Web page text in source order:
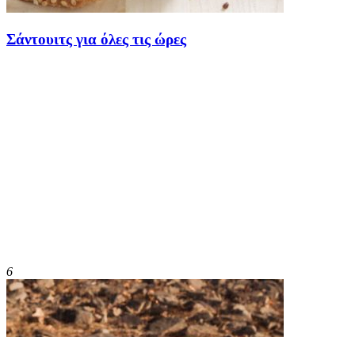
Σάντουιτς για όλες τις ώρες
6